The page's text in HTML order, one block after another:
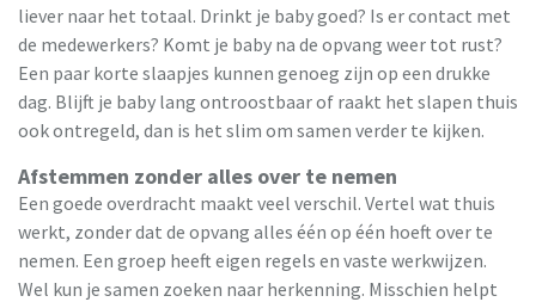
liever naar het totaal. Drinkt je baby goed? Is er contact met
de medewerkers? Komt je baby na de opvang weer tot rust?
Een paar korte slaapjes kunnen genoeg zijn op een drukke
dag. Blijft je baby lang ontroostbaar of raakt het slapen thuis
ook ontregeld, dan is het slim om samen verder te kijken.
Afstemmen zonder alles over te nemen
Een goede overdracht maakt veel verschil. Vertel wat thuis
werkt, zonder dat de opvang alles één op één hoeft over te
nemen. Een groep heeft eigen regels en vaste werkwijzen.
Wel kun je samen zoeken naar herkenning. Misschien helpt